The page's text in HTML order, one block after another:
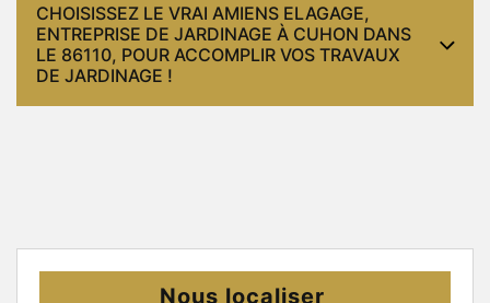
CHOISISSEZ LE VRAI AMIENS ELAGAGE,
ENTREPRISE DE JARDINAGE À CUHON DANS
LE 86110, POUR ACCOMPLIR VOS TRAVAUX
DE JARDINAGE !
Nous localiser